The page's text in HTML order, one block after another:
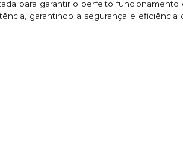
para garantir o perfeito
garantindo a segurança e